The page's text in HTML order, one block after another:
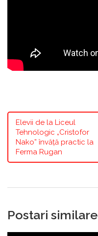
Elevii de la Liceul
Tehnologic „Cristofor
Nako” învăță practic la
Ferma Rugan
Postari similare